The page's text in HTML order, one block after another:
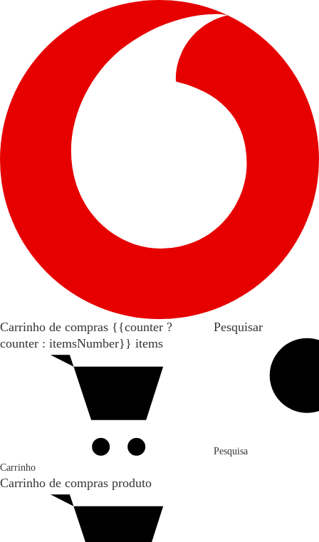
Carrinho de compras {{counter ?
counter : itemsNumber}} items
Carrinho
Carrinho de compras produto
Pesquisar
Pesquisa